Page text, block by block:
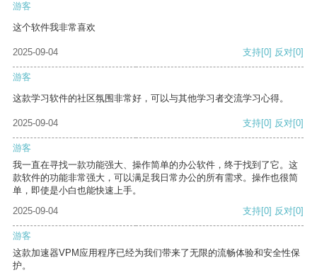
游客
这个软件我非常喜欢
2025-09-04 支持[0] 反对[0]
游客
这款学习软件的社区氛围非常好，可以与其他学习者交流学习心得。
2025-09-04 支持[0] 反对[0]
游客
我一直在寻找一款功能强大、操作简单的办公软件，终于找到了它。这
款软件的功能非常强大，可以满足我日常办公的所有需求。操作也很简
单，即使是小白也能快速上手。
2025-09-04
支持[0] 反对[0]
游客
这款加速器VPM应用程序已经为我们带来了无限的流畅体验和安全性保
护。